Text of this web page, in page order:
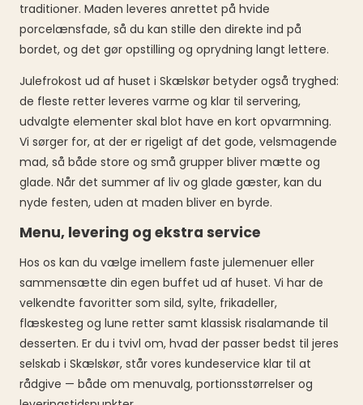
traditioner. Maden leveres anrettet på hvide
porcelænsfade, så du kan stille den direkte ind på
bordet, og det gør opstilling og oprydning langt lettere.
Julefrokost ud af huset i Skælskør betyder også tryghed:
de fleste retter leveres varme og klar til servering,
udvalgte elementer skal blot have en kort opvarmning.
Vi sørger for, at der er rigeligt af det gode, velsmagende
mad, så både store og små grupper bliver mætte og
glade. Når det summer af liv og glade gæster, kan du
nyde festen, uden at maden bliver en byrde.
Menu, levering og ekstra service
Hos os kan du vælge imellem faste julemenuer eller
sammensætte din egen buffet ud af huset. Vi har de
velkendte favoritter som sild, sylte, frikadeller,
flæskesteg og lune retter samt klassisk risalamande til
desserten. Er du i tvivl om, hvad der passer bedst til jeres
selskab i Skælskør, står vores kundeservice klar til at
rådgive — både om menuvalg, portionsstørrelser og